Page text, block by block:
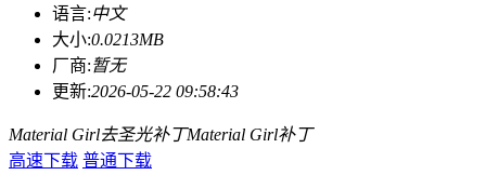
语言:中文
大小:0.0213MB
厂商:暂无
更新:2026-05-22 09:58:43
Material Girl去圣光补丁Material Girl补丁
高速下载 普通下载